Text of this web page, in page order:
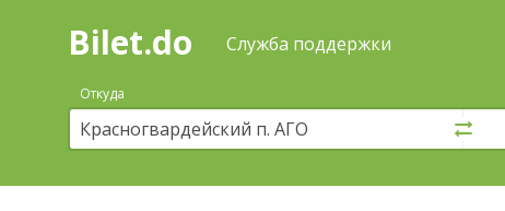
Поиск
покупка
билетов
автобус
онлайн
Bilet.do Служба поддержки
Откуда